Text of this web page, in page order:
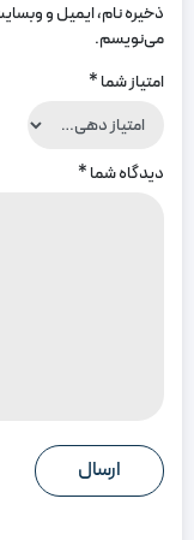
ذخیره نام، ایمیل و
می‌نویسم.
امتیاز شما*
دیدگاه شما*